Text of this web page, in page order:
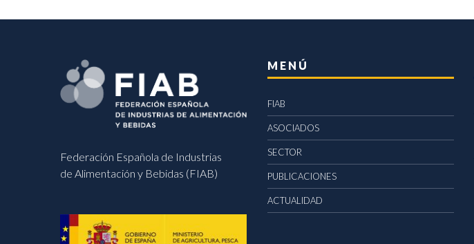
Federación Española de Industrias
de Alimentación y Bebidas (FIAB)
MENÚ
FIAB
ASOCIADOS
SECTOR
PUBLICACIONES
ACTUALIDAD